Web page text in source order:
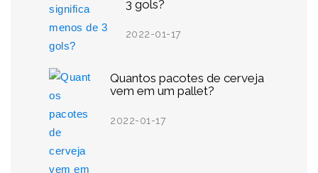
3 gols?
2022-01-17
Quantos pacotes de cerveja
vem em um pallet?
2022-01-17